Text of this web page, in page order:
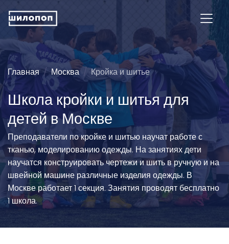
Главная Москва Кройка и шитье
Школа кройки и шитья для
детей в Москве
Преподаватели по кройке и шитью научат работе с
тканью, моделированию одежды. На занятиях дети
научатся конструировать чертежи и шить в ручную и на
швейной машине различные изделия одежды. В
Москве работает 1 секция. Занятия проводят бесплатно
1 школа.